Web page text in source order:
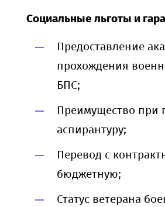
Социальные льготы и
Предоставление
прохождения
БПС;
Преимущество при
аспирантуру;
Перевод с
бюджетную;
Статус ветерана